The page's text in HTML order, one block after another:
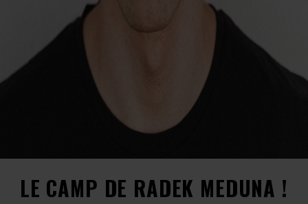
LE CAMP DE RADEK MEDUNA !